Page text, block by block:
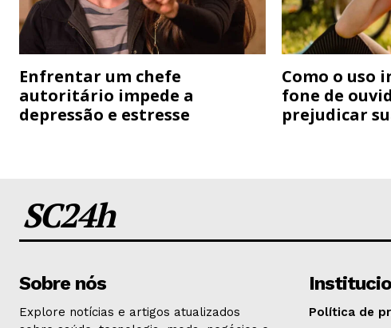
Enfrentar um chefe
autoritário impede a
depressão e estresse
Como o uso
fone de
prejudicar
SC24h
Sobre nós
Explore notícias e artigos atualizados
Política de